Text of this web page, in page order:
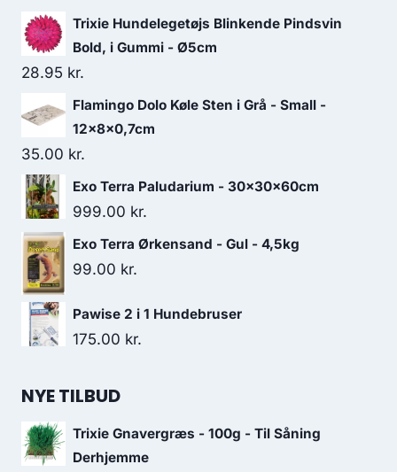
Trixie Hundelegetøjs Blinkende Pindsvin
Bold, i Gummi - Ø5cm
28.95 kr.
Flamingo Dolo Køle Sten i Grå - Small -
12x8x0,7cm
35.00 kr.
Exo Terra Paludarium - 30x30x60cm
999.00 kr.
Exo Terra Ørkensand - Gul - 4,5kg
99.00 kr.
Pawise 2 i 1 Hundebruser
175.00 kr.
NYE TILBUD
Trixie Gnavergræs - 100g - Til Såning
Derhjemme